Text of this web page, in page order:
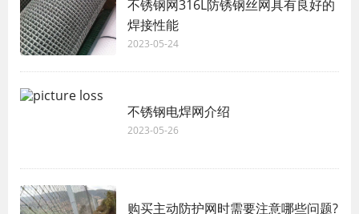
不锈钢网316L防锈钢丝网具有良好的
焊接性能
2023-05-24
不锈钢电焊网介绍
2023-05-26
购买主动防护网时需要注意哪些问题?